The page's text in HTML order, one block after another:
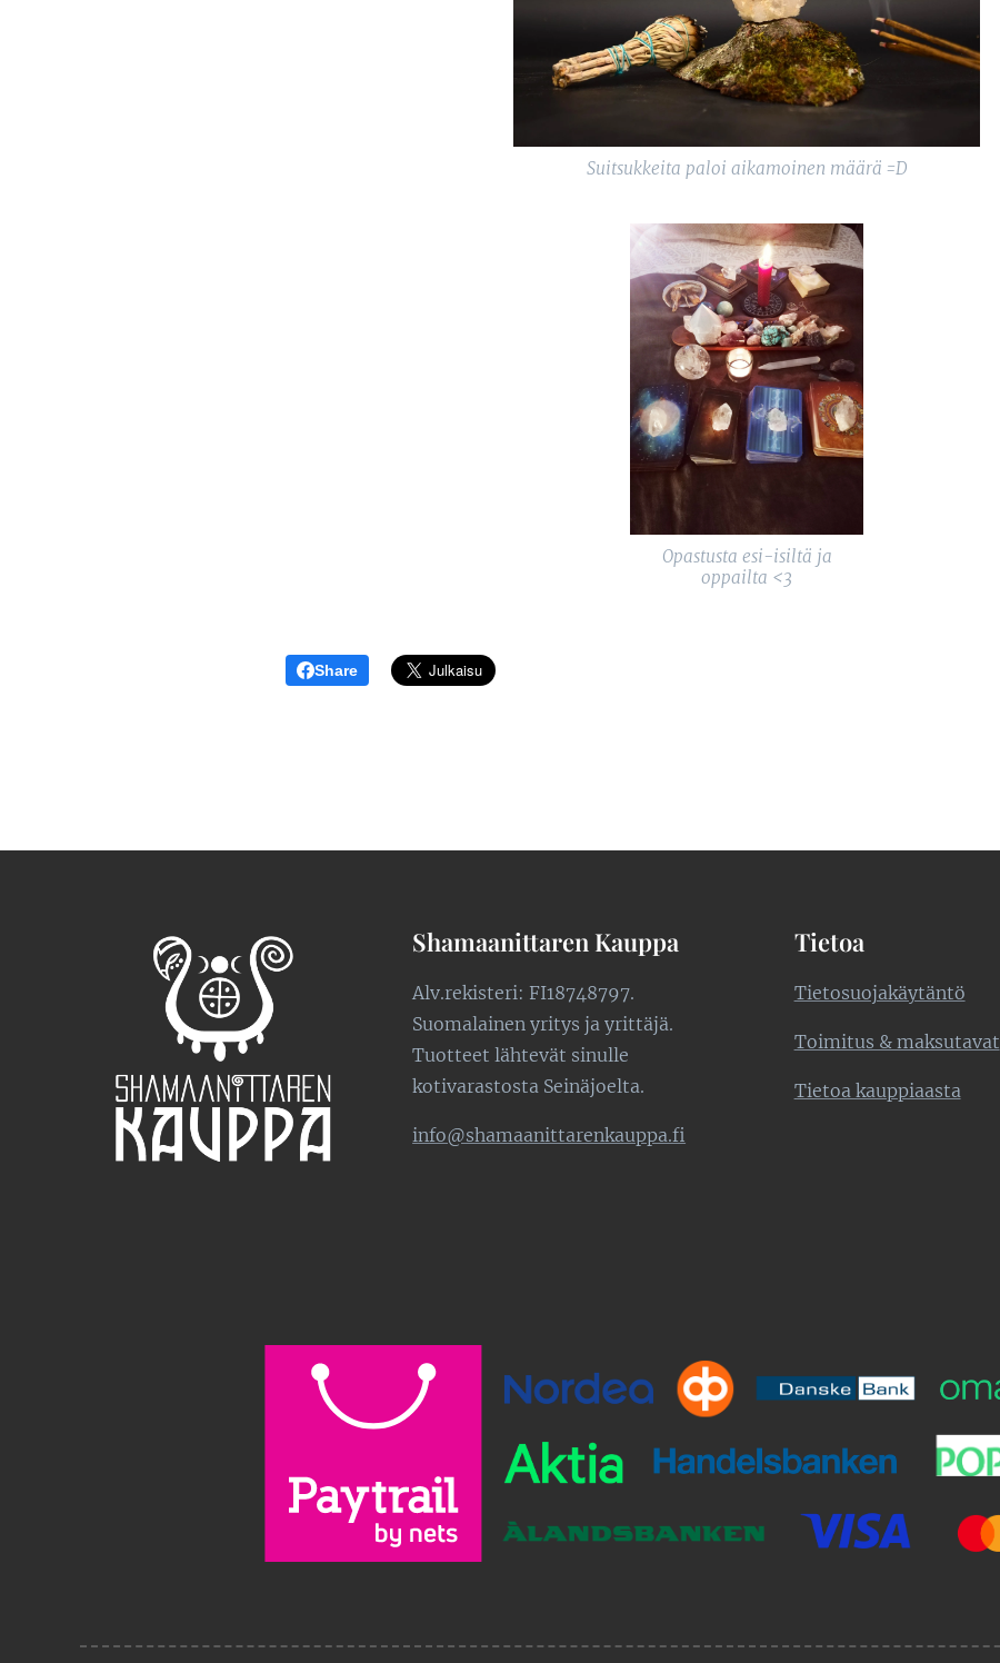
Suitsukkeita paloi aikamoinen määrä =D
Opastusta esi-isiltä ja
oppailta <3
Share
Shamaanittaren Kauppa
Alv.rekisteri: FI18748797.
Suomalainen yritys ja yrittäjä.
Tuotteet lähtevät sinulle
kotivarastosta Seinäjoelta.
info@shamaanittarenkauppa.fi
Tietoa
Tietosuojakäytäntö
Toimitus & maksutavat
Tietoa kauppiaasta